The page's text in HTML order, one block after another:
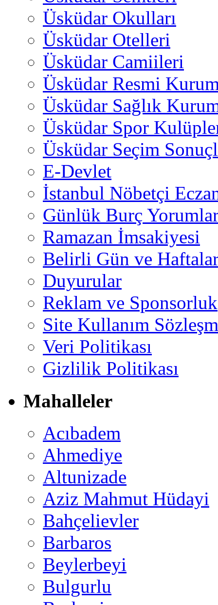
Üsküdar Okulları
Üsküdar Otelleri
Üsküdar Camiileri
Üsküdar Resmi
Üsküdar Sağlık
Üsküdar Spor
Üsküdar Seçim
E-Devlet
İstanbul Nöbetçi
Günlük Burç
Ramazan İmsakiyesi
Belirli Gün ve
Duyurular
Reklam ve Sponsorluk
Site Kullanım
Veri Politikası
Gizlilik Politikası
Mahalleler
Acıbadem
Ahmediye
Altunizade
Aziz Mahmut Hüdayi
Bahçelievler
Barbaros
Beylerbeyi
Bulgurlu